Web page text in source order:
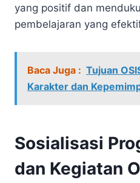
yang positif dan
pembelajaran yang
Baca Juga : Tujuan
Karakter dan
Sosialisasi
dan Kegiatan